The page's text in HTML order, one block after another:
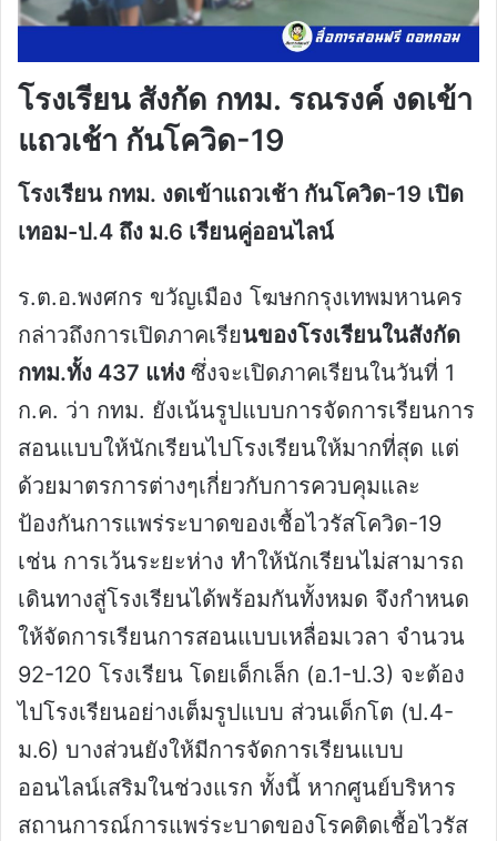
โรงเรียน สังกัด กทม. รณรงค์ งดเข้า
แถวเช้า กันโควิด-19
โรงเรียน กทม. งดเข้าแถวเช้า กันโควิด-19 เปิด
เทอม-ป.4 ถึง ม.6 เรียนคู่ออนไลน์
ร.ต.อ.พงศกร ขวัญเมือง โฆษกกรุงเทพมหานคร
กล่าวถึงการเปิดภาคเรียนของโรงเรียนในสังกัด
กทม.ทั้ง 437 แห่ง ซึ่งจะเปิดภาคเรียนในวันที่ 1
ก.ค. ว่า กทม. ยังเน้นรูปแบบการจัดการเรียนการ
สอนแบบให้นักเรียนไปโรงเรียนให้มากที่สุด แต่
ด้วยมาตรการต่างๆเกี่ยวกับการควบคุมและ
ป้องกันการแพร่ระบาดของเชื้อไวรัสโควิด-19
เช่น การเว้นระยะห่าง ทำให้นักเรียนไม่สามารถ
เดินทางสู่โรงเรียนได้พร้อมกันทั้งหมด จึงกำหนด
ให้จัดการเรียนการสอนแบบเหลื่อมเวลา จำนวน
92-120 โรงเรียน โดยเด็กเล็ก (อ.1-ป.3) จะต้อง
ไปโรงเรียนอย่างเต็มรูปแบบ ส่วนเด็กโต (ป.4-
ม.6) บางส่วนยังให้มีการจัดการเรียนแบบ
ออนไลน์เสริมในช่วงแรก ทั้งนี้ หากศูนย์บริหาร
สถานการณ์การแพร่ระบาดของโรคติดเชื้อไวรัส